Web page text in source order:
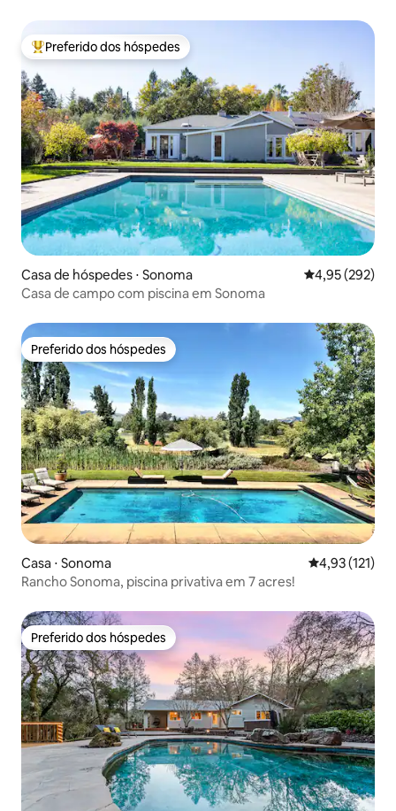
Entre os melhores preferidos dos hóspedes
Preferido dos hóspedes
Casa de hóspedes ⋅ Sonoma 4,95 de uma
4,95 (292)
Casa de campo com piscina em Sonoma
Preferido dos hóspedes
Preferido dos hóspedes
Casa ⋅ Sonoma 4,93 de uma
4,93 (121)
Rancho Sonoma, piscina privativa em 7 acres!
Preferido dos hóspedes
Preferido dos hóspedes